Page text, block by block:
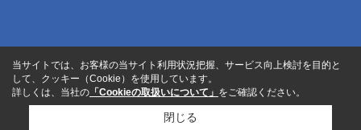
当サイトでは、お客様の当サイト利用状況把握、サービス向上検討を目的と
して、クッキー（Cookie）を使用しています。
詳しくは、当社の 「Cookieの取扱いについて」 をご確認ください。
閉じる